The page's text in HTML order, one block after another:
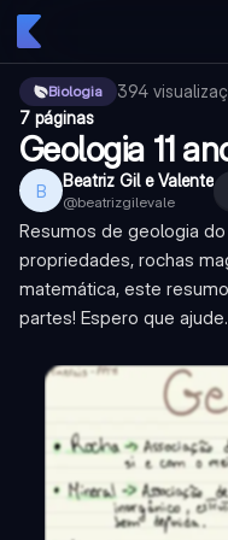
Biologia 394
7 páginas
Geologia 11
B Beatriz Gil e Valente
@beatrizgilevale
Resumos de geologia do
propriedades, rochas
matemática, este
partes! Espero que ajude.